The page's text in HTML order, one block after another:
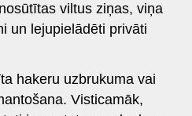
viltus ziņas, viņa
un lejupielādēti privāti
hakeru uzbrukuma vai
Visticamāk,